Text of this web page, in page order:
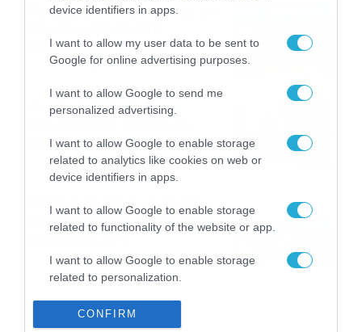
device identifiers in apps.
I want to allow my user data to be sent to
Google for online advertising purposes.
I want to allow Google to send me
personalized advertising.
I want to allow Google to enable storage
related to analytics like cookies on web or
device identifiers in apps.
I want to allow Google to enable storage
related to functionality of the website or app.
I want to allow Google to enable storage
related to personalization.
I want to allow Google to enable storage
related to security, including authentication
CONFIRM
Πρεμιέρα στην Ολλανδία, την
Γερμανίας με πολλές
στοιχηματικές επιλογές από
07/08/2026 16:41
Καιρός 6-8: Ανεβαίνει η
Σαββατοκύριακο… (vid)
06/08/2026 22:00
ΠΑΟΚ-Άντερλεχτ με σούπερ
προσφορά* και ενισχυμένες
το Pamestoixima.gr
06/08/2026 14:02